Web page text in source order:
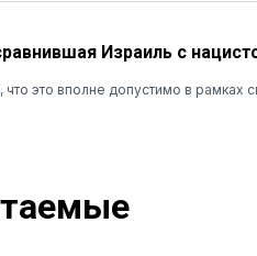
Израиль с
что это вполне допустимо в рамках